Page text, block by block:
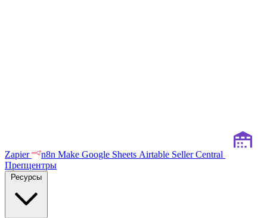
Zapier n8n Make Google Sheets Airtable Seller Central
Препцентры